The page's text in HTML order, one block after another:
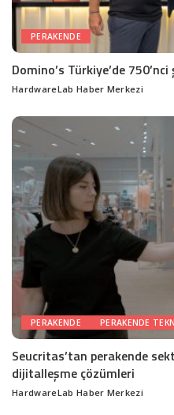
PERAKENDE
Domino’s Türkiye’de 750’nci
Posted
HardwareLab Haber Merkezi
PERAKENDE PERAKENDE
Seucritas’tan perakende
dijitalleşme çözümleri
Posted
HardwareLab Haber Merkezi